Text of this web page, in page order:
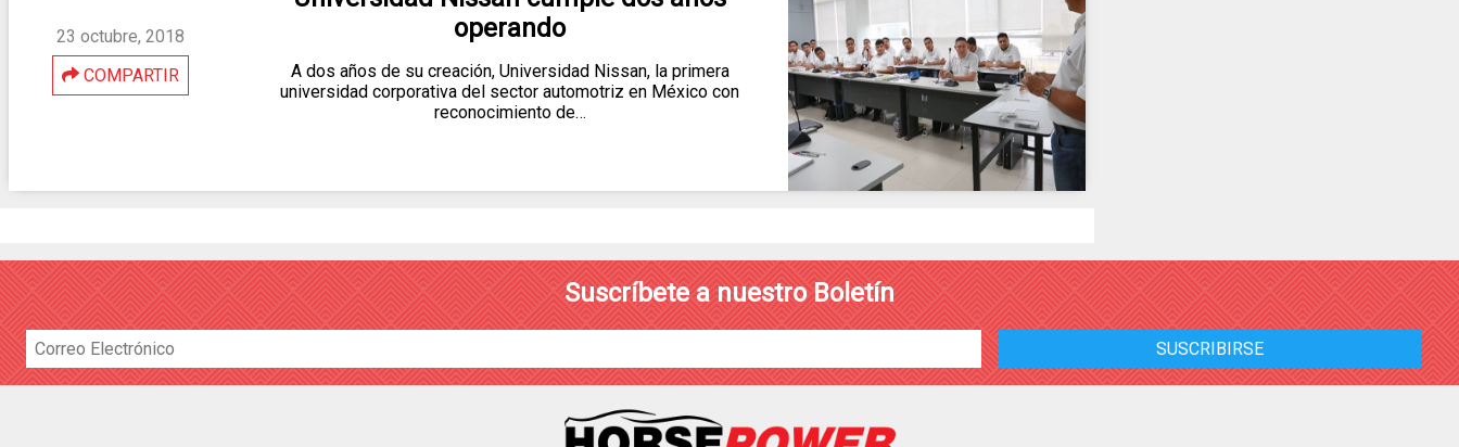
23 octubre, 2018
COMPARTIR
operando
A dos años de su creación, Universidad Nissan, la primera
universidad corporativa del sector automotriz en México con
reconocimiento de…
Suscríbete a nuestro Boletín